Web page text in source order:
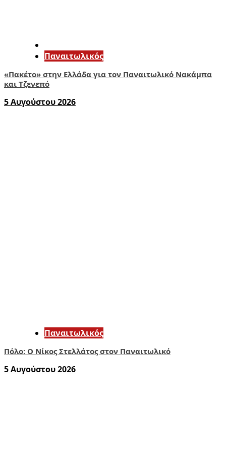
Παναιτωλικός
«Πακέτο» στην Ελλάδα για τον Παναιτωλικό Νακάμπα
και Τζενεπό
5 Αυγούστου 2026
Παναιτωλικός
Πόλο: Ο Νίκος Στελλάτος στον Παναιτωλικό
5 Αυγούστου 2026